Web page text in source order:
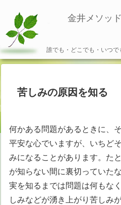
金井メソッ
誰でも・どこでも・いつで
苦しみの原因を知る
何かある問題があるときに、
平安な心でいますが、いちど
みになることがあります。た
が知らない間に裏切っていた
実を知るまでは問題は何もな
しみなどが湧き上がり苦しみ